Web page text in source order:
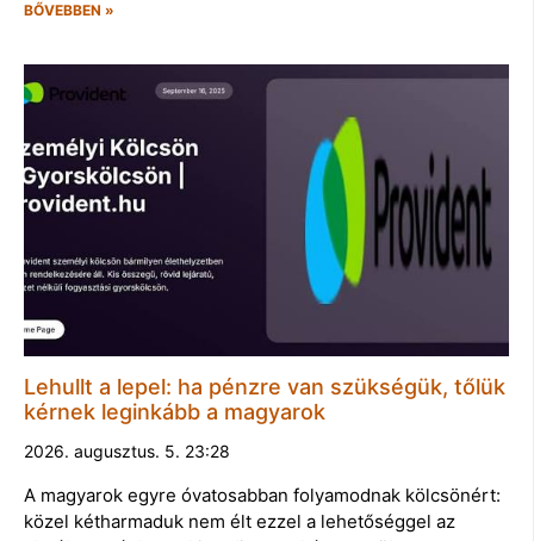
BŐVEBBEN »
Lehullt a lepel: ha pénzre van szükségük, tőlük
kérnek leginkább a magyarok
2026. augusztus. 5. 23:28
A magyarok egyre óvatosabban folyamodnak kölcsönért:
közel kétharmaduk nem élt ezzel a lehetőséggel az